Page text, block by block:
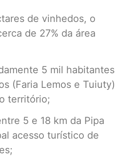
de vinhedos, o
de 27% da área
5 mil habitantes
(Faria Lemos e Tuiuty)
território;
5 e 18 km da Pipa
acesso turístico de